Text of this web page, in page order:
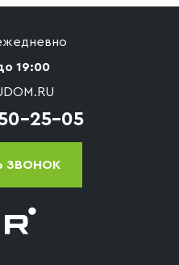
19:00
25-05
ЗВОНОК